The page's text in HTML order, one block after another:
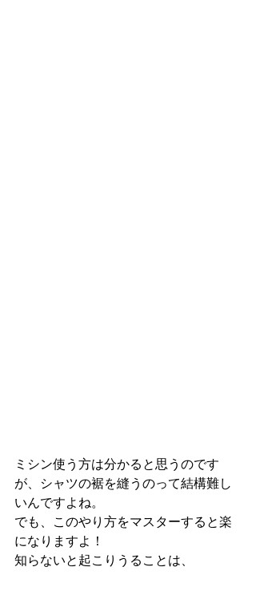
ミシン使う方は分かると思うのです
が、シャツの裾を縫うのって結構難し
いんですよね。
でも、このやり方をマスターすると楽
になりますよ！
知らないと起こりうることは、